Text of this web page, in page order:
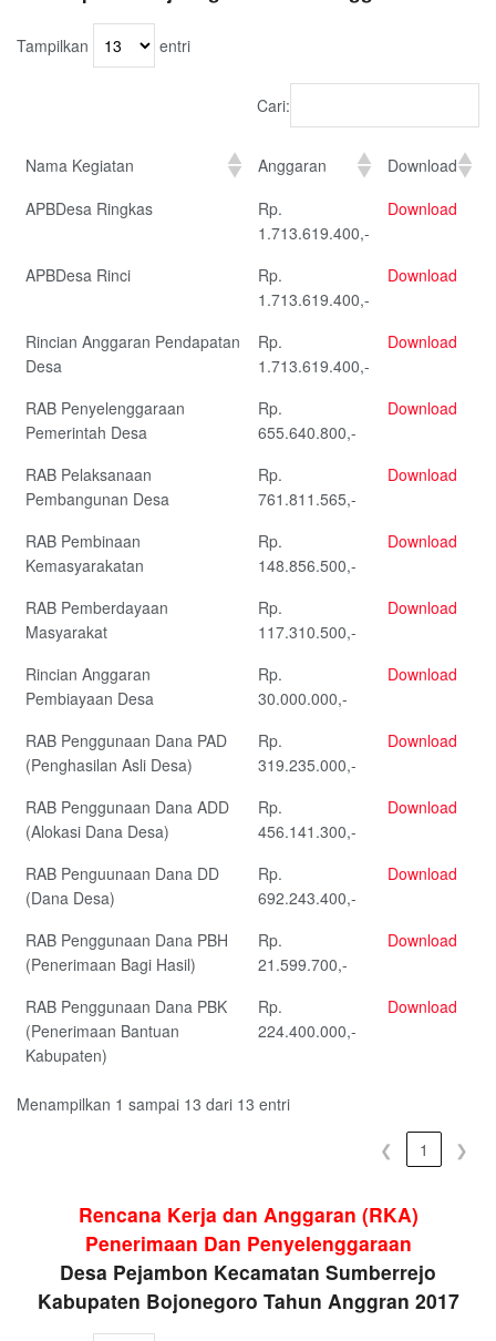
Tampilkan entri
Cari:
Nama Kegiatan Anggaran
Download
APBDesa Ringkas
Rp.
1.713.619.400,-
Download
APBDesa Rinci
Rp.
1.713.619.400,-
Download
Rincian Anggaran Pendapatan
Desa
Rp.
1.713.619.400,-
Download
RAB Penyelenggaraan
Pemerintah Desa
Rp.
655.640.800,-
Download
RAB Pelaksanaan
Pembangunan Desa
Rp.
761.811.565,-
Download
RAB Pembinaan
Kemasyarakatan
Rp.
148.856.500,-
Download
RAB Pemberdayaan
Masyarakat
Rp.
117.310.500,-
Download
Rincian Anggaran
Pembiayaan Desa
Rp.
30.000.000,-
Download
RAB Penggunaan Dana PAD
(Penghasilan Asli Desa)
Rp.
319.235.000,-
Download
RAB Penggunaan Dana ADD
(Alokasi Dana Desa)
Rp.
456.141.300,-
Download
RAB Penguunaan Dana DD
(Dana Desa)
Rp.
692.243.400,-
Download
RAB Penggunaan Dana PBH
(Penerimaan Bagi Hasil)
Rp.
21.599.700,-
Download
RAB Penggunaan Dana PBK
(Penerimaan Bantuan
Kabupaten)
Rp.
224.400.000,-
Download
Menampilkan 1 sampai 13 dari 13 entri
❮ 1 ❯
Rencana Kerja dan Anggaran (RKA)
Penerimaan Dan Penyelenggaraan
Desa Pejambon Kecamatan Sumberrejo
Kabupaten Bojonegoro Tahun Anggran 2017